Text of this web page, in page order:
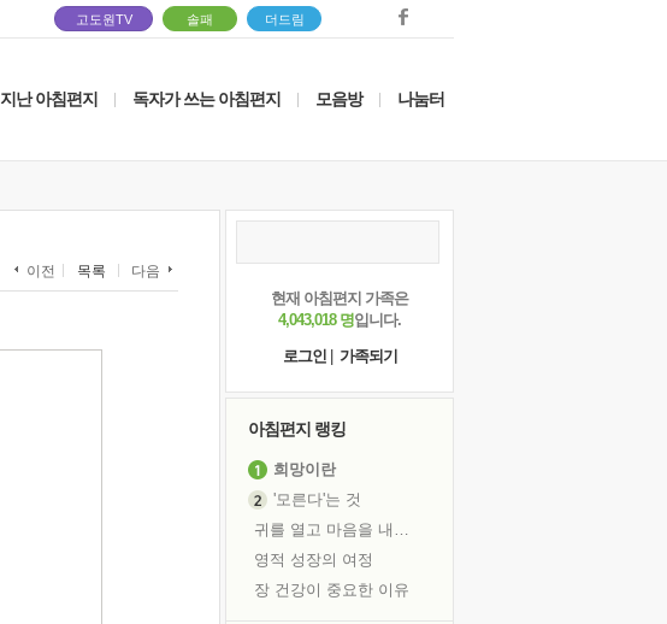
고도원TV 솔패 더드림
지난 아침편지 독자가 쓰는 아침편지 모음방 나눔터
이전 목록 다음
현재 아침편지 가족은
4,043,018 명입니다.
로그인
가족되기
아침편지 랭킹
희망이란
'모른다'는 것
귀를 열고 마음을 내어주고
영적 성장의 여정
장 건강이 중요한 이유